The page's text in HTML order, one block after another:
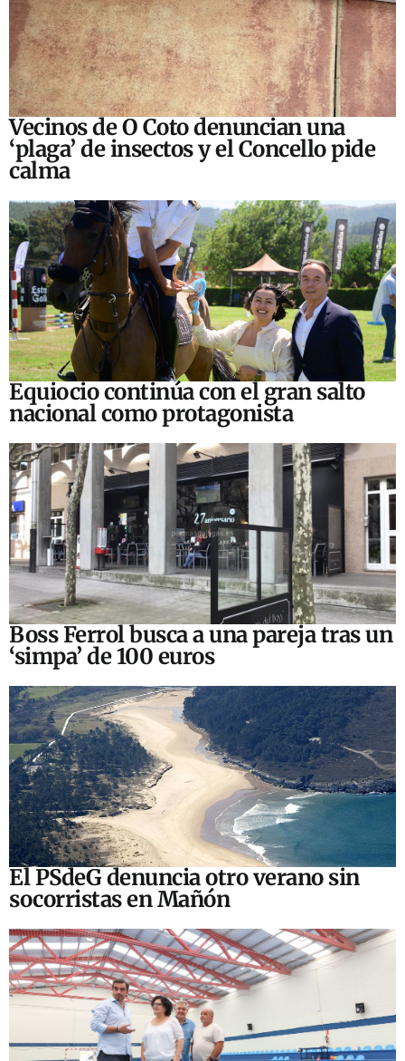
Vecinos de O Coto denuncian una
‘plaga’ de insectos y el Concello pide
calma
Equiocio continúa con el gran salto
nacional como protagonista
Boss Ferrol busca a una pareja tras un
‘simpa’ de 100 euros
El PSdeG denuncia otro verano sin
socorristas en Mañón